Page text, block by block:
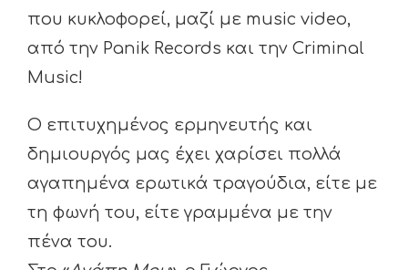
που κυκλοφορεί, μαζί με music video,
από την Panik Records και την Criminal
Music!
Ο επιτυχημένος ερμηνευτής και
δημιουργός μας έχει χαρίσει πολλά
αγαπημένα ερωτικά τραγούδια, είτε με
τη φωνή του, είτε γραμμένα με την
πένα του.